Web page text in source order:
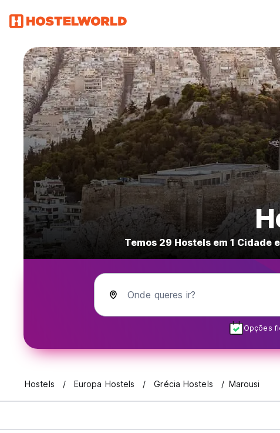
Temos 29 Hostels em 1 Cidade
Onde queres ir?
Opções
Hostels Europa Hostels Grécia Hostels Marousi